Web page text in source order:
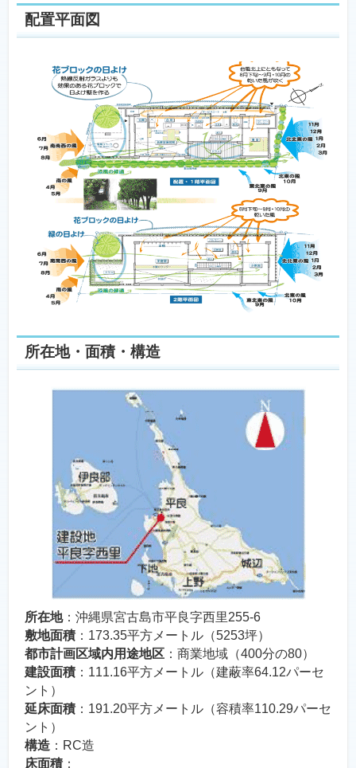
配置平面図
所在地・面積・構造
所在地：沖縄県宮古島市平良字西里255-6
敷地面積 ：173.35平方メートル（5253坪）
都市計画区域内用途地区 ：商業地域（400分の80）
建設面積 ：111.16平方メートル（建蔽率64.12パーセ
ント）
延床面積 ：191.20平方メートル（容積率110.29パーセ
ント）
構造 ：RC造
床面積 ：